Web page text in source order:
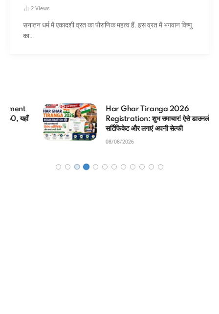
2 Views
सनातन धर्म में एकादशी व्रत का पौराणिक महत्व हैं. इस व्रत में भगवान विष्णु
का…
Har Ghar Tiranga 2026
Registration: शुभ समाचार! ऐसे डाउनलोड करें तिरंगा
सर्टिफिकेट और लगाएं अपनी सेल्फी
08/08/2026